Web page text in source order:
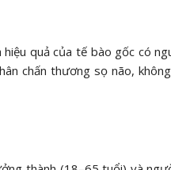
quả của tế bào gốc có
chấn thương sọ não,